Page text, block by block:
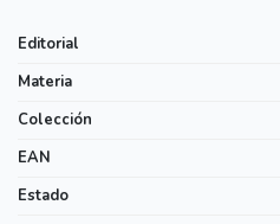
Editorial
Materia
Colección
EAN
Estado